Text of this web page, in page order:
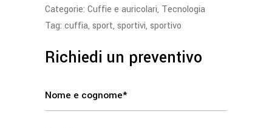
Categorie: Cuffie e auricolari, Tecnologia
Tag: cuffia, sport, sportivi, sportivo
Richiedi un preventivo